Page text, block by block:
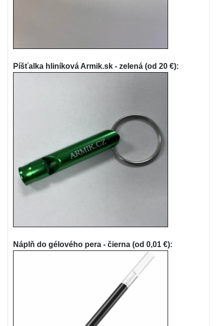
Píšťalka hliníková Armik.sk - zelená (od 20 €):
Náplň do gélového pera - čierna (od 0,01 €):